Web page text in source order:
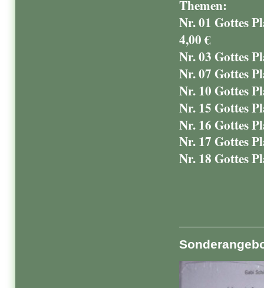
Themen:
Nr. 01 Gottes
4,00 €
Nr. 03 Gottes
Nr. 07 Gottes
Nr. 10 Gottes
Nr. 15 Gottes
Nr. 16 Gottes
Nr. 17 Gottes
Nr. 18 Gottes